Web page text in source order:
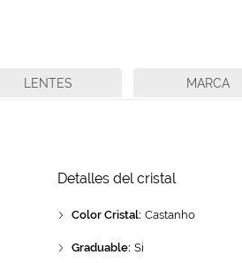
Detalles del cristal
Color Cristal: Castanho
Graduable: Si
LENTES MARCA